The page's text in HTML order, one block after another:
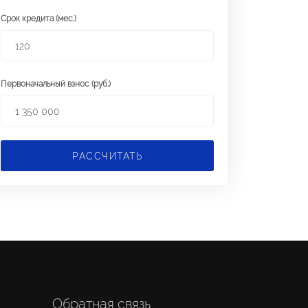
Срок кредита (мес.)
Первоначальный взнос (руб.)
РАССЧИТАТЬ
Обратная связь